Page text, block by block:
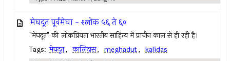
मेघदूत पूर्वमेघा - श्लोक ५६ ते ६०
"मेघदूत" की लोकप्रियता भारतीय साहित्य में प्राचीन काल से ही रही है।
Tags: मेघदूत, कालिदास, meghadut, kalidas